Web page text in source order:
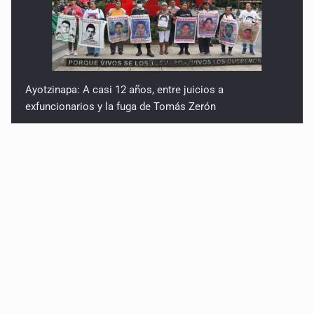
Ayotzinapa: A casi 12 años, entre juicios a
exfuncionarios y la fuga de Tomás Zerón